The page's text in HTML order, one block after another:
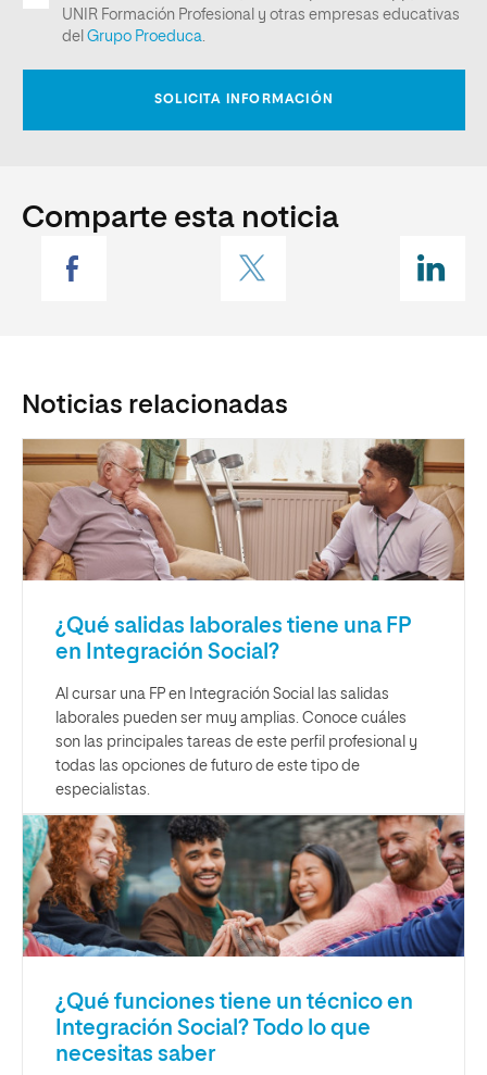
Comparte esta noticia
Noticias relacionadas
¿Qué salidas laborales tiene una FP
en Integración Social?
Al cursar una FP en Integración Social las salidas
laborales pueden ser muy amplias. Conoce cuáles
son las principales tareas de este perfil profesional y
todas las opciones de futuro de este tipo de
especialistas.
¿Qué funciones tiene un técnico en
Integración Social? Todo lo que
necesitas saber